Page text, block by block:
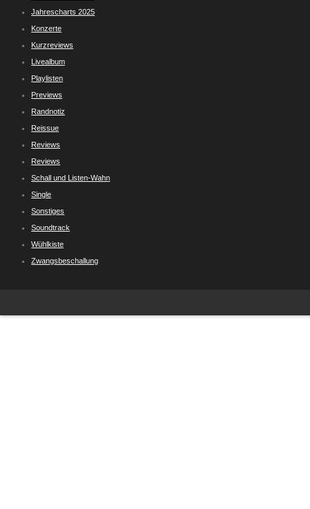
Jahrescharts 2025
Konzerte
Kurzreviews
Livealbum
Playlisten
Previews
Randnotiz
Reissue
Reviews
Reviews
Schall und Listen-Wahn
Single
Sonstiges
Soundtrack
Wühlkiste
Zwangsbeschallung